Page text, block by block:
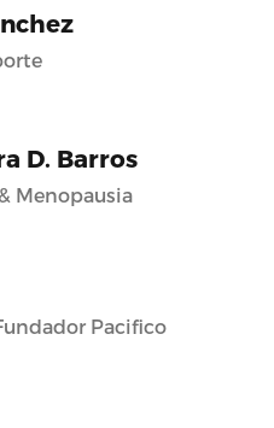
D. Barros
Menopausia
Pacifico